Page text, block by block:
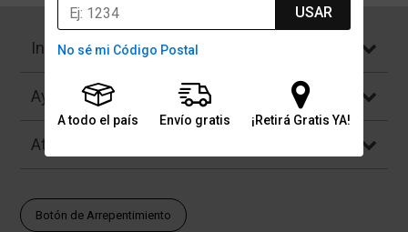
USAR
No sé mi Código Postal
A todo el país Envío gratis ¡Retirá Gratis YA!
Institucional
Ayuda
Atención al Cliente
Botón de Arrepentimiento